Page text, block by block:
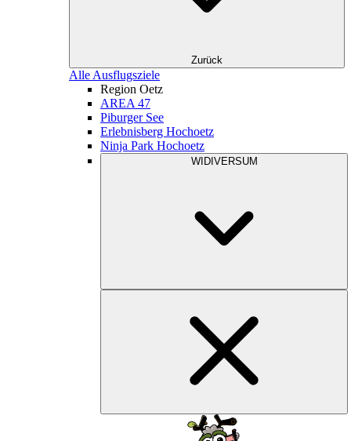
Zurück
Alle Ausflugsziele
Region Oetz
AREA 47
Piburger See
Erlebnisberg Hochoetz
Ninja Park Hochoetz
WIDIVERSUM